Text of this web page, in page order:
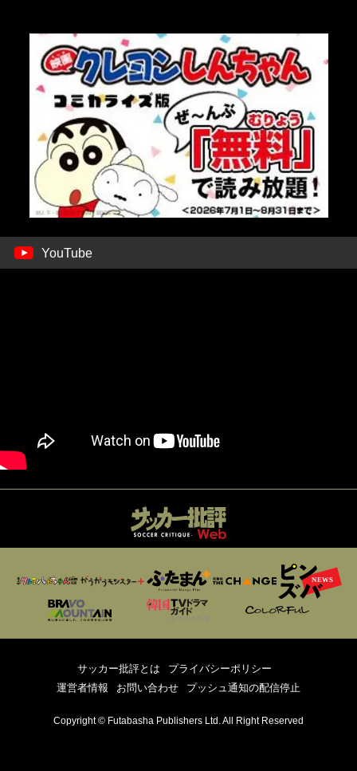
YouTube
サッカー批評とは
プライバシーポリシー
運営者情報
お問い合わせ プッシュ通知の配信停止
Copyright © Futabasha Publishers Ltd. All Right Reserved